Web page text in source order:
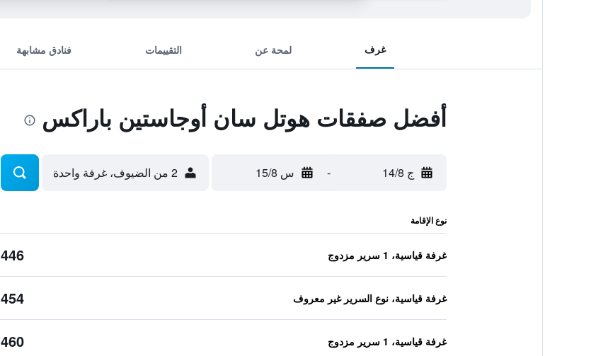
غرف لمحة عن التقييمات فنادق مشابهة
أفضل صفقات هوتل سان أوجاستين باراكس
ج 14/8 - س 15/8 2 من الضيوف، غرفة واحدة
نوع الإقامة
غرفة قياسية، 1 سرير مزدوج 446 ﷼
غرفة قياسية، نوع السرير غير معروف 454 ﷼
غرفة قياسية، 1 سرير مزدوج 460 ﷼